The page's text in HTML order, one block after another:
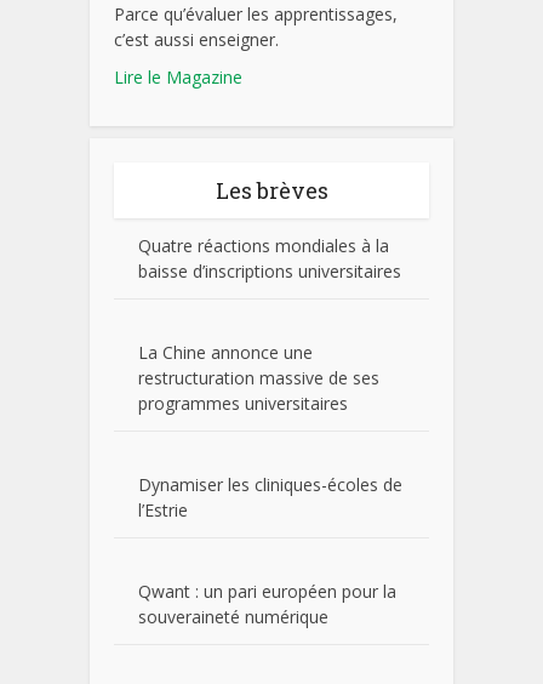
Parce qu’évaluer les apprentissages,
c’est aussi enseigner.
Lire le Magazine
Les brèves
Quatre réactions mondiales à la
baisse d’inscriptions universitaires
La Chine annonce une
restructuration massive de ses
programmes universitaires
Dynamiser les cliniques-écoles de
l’Estrie
Qwant : un pari européen pour la
souveraineté numérique